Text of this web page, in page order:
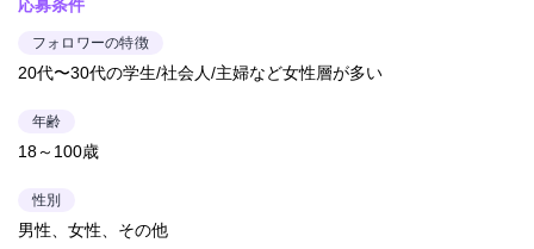
応募条件
フォロワーの特徴
20代〜30代の学生/社会人/主婦など女性層が多い
年齢
18～100歳
性別
男性、女性、その他